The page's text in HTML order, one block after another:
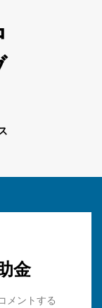
金
メントする